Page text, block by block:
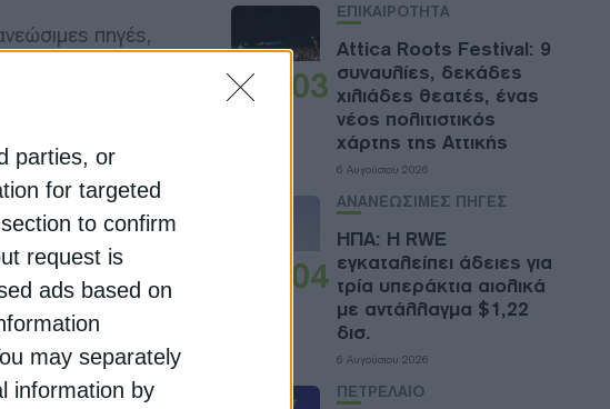
parties, or
for targeted
to confirm
request is
ads based on
may separately
information by
πηγές,
της
συγκοινωνίες της
εγκαταστάσεων
03
ΕΠΙΚΑΙΡΟΤΗΤΑ
Attica Roots Festival: 9
συναυλίες, δεκάδες
χιλιάδες θεατές, ένας
νέος πολιτιστικός
χάρτης της Αττικής
6 Αυγούστου 2026
04
ΑΝΑΝΕΩΣΙΜΕΣ ΠΗΓΕΣ
ΗΠΑ: Η RWE
εγκαταλείπει άδειες για
τρία υπεράκτια αιολικά
με αντάλλαγμα $1,22
δισ.
6 Αυγούστου 2026
ΠΕΤΡΕΛΑΙΟ